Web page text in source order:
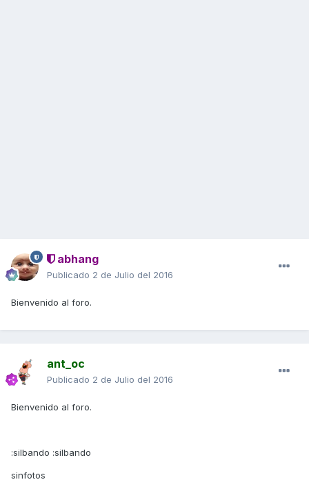
abhang
Publicado 2 de Julio del 2016
Bienvenido al foro.
ant_oc
Publicado 2 de Julio del 2016
Bienvenido al foro.
:silbando :silbando
sinfotos